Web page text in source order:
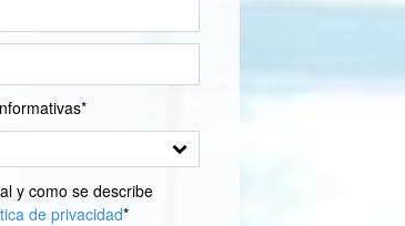
y como se describe
de privacidad*